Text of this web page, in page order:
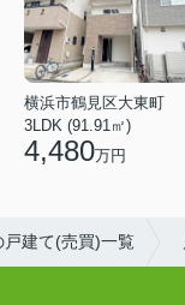
横浜市鶴見区大東町
3LDK (91.91㎡)
4,480万円
建て(売買)一覧